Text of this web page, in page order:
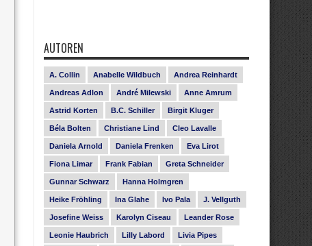
AUTOREN
A. Collin Anabelle Wildbuch Andrea Reinhardt
Andreas Adlon André Milewski Anne Amrum
Astrid Korten B.C. Schiller Birgit Kluger
Béla Bolten Christiane Lind Cleo Lavalle
Daniela Arnold Daniela Frenken Eva Lirot
Fiona Limar Frank Fabian Greta Schneider
Gunnar Schwarz Hanna Holmgren
Heike Fröhling Ina Glahe Ivo Pala J. Vellguth
Josefine Weiss Karolyn Ciseau Leander Rose
Leonie Haubrich Lilly Labord Livia Pipes